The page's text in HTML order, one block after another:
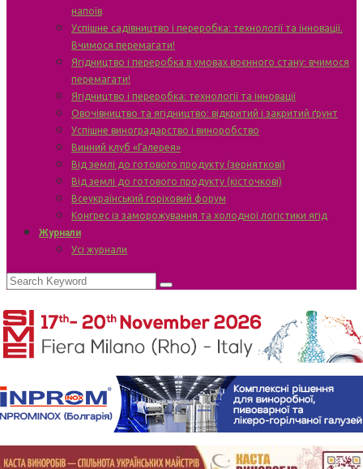
напоїв
Успішне садівництво і переробка: технології та інновації.
Вчимося перемагати!
Ягідництво і переробка в умовах воєнного стану: вчимося
перемагати!
Ягідництво і переробка: технології та інновації
Овочівництво та ягідництво: відкритий і закритий ґрунт
Успішне виноградарство і виноробство
Винний клуб «Галерея»
Від землі до готового продукту (зерняткові)
Від землі до готового продукту (кісточкові)
Всеукраїнський горіховий форум
Конгрес із заморожування та холодної логістики ягід
Журнали
Усі журнали